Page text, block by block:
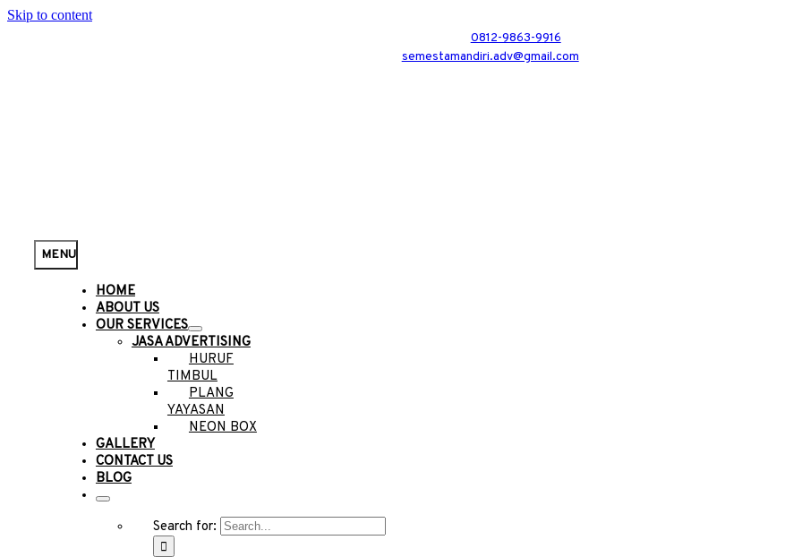
Skip to content
0812-9863-9916
semestamandiri.adv@gmail.com
MENU
HOME
ABOUT US
OUR SERVICES
JASA ADVERTISING
HURUF
TIMBUL
PLANG
YAYASAN
NEON BOX
GALLERY
CONTACT US
BLOG
Search for: